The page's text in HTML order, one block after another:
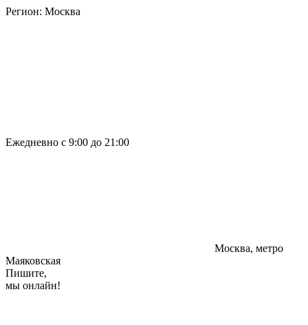
Регион: Москва
Ежедневно с 9:00 до 21:00
Москва, метро
Маяковская
Пишите,
мы онлайн!